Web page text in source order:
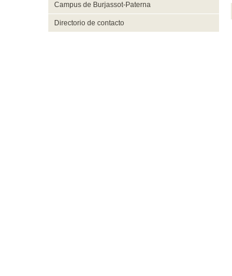
Campus de Burjassot-Paterna
Directorio de contacto